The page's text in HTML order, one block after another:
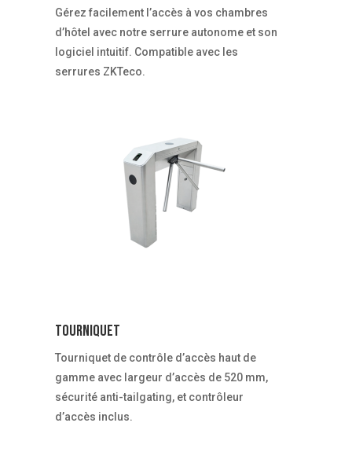
Gérez facilement l’accès à vos chambres
d’hôtel avec notre serrure autonome et son
logiciel intuitif. Compatible avec les
serrures ZKTeco.
Tourniquet
Tourniquet de contrôle d’accès haut de
gamme avec largeur d’accès de 520 mm,
sécurité anti-tailgating, et contrôleur
d’accès inclus.